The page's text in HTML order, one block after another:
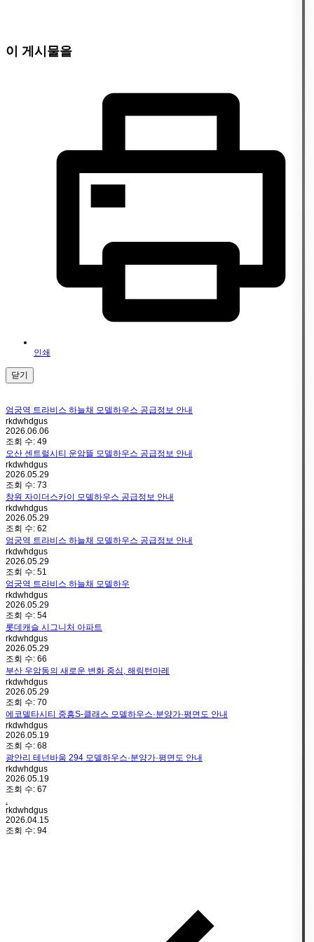
이 게시물을
인쇄
닫기
엄궁역 트라비스 하늘채 모델하우스 공급정보 안내
rkdwhdgus
2026.06.06
조회 수: 49
오산 센트럴시티 운암뜰 모델하우스 공급정보 안내
rkdwhdgus
2026.05.29
조회 수: 73
창원 자이더스카이 모델하우스 공급정보 안내
rkdwhdgus
2026.05.29
조회 수: 62
엄궁역 트라비스 하늘채 모델하우스 공급정보 안내
rkdwhdgus
2026.05.29
조회 수: 51
엄궁역 트라비스 하늘채 모델하우
rkdwhdgus
2026.05.29
조회 수: 54
롯데캐슬 시그니처 아파트
rkdwhdgus
2026.05.29
조회 수: 66
부산 우암동의 새로운 변화 중심, 해링턴마레
rkdwhdgus
2026.05.29
조회 수: 70
에코델타시티 중흥S-클래스 모델하우스·분양가·평면도 안내
rkdwhdgus
2026.05.19
조회 수: 68
광안리 테넌바움 294 모델하우스·분양가·평면도 안내
rkdwhdgus
2026.05.19
조회 수: 67
rkdwhdgus
2026.04.15
조회 수: 94